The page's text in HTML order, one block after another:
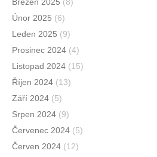
Únor 2025 (6)
Leden 2025 (9)
Prosinec 2024 (4)
Listopad 2024 (15)
Říjen 2024 (13)
Září 2024 (5)
Srpen 2024 (9)
Červenec 2024 (5)
Červen 2024 (12)